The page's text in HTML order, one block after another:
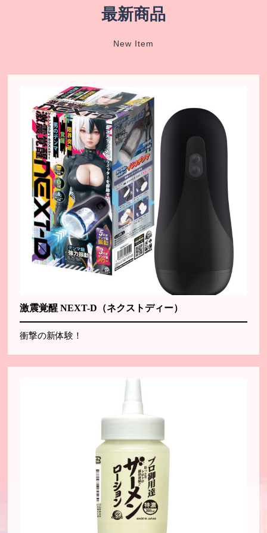
最新商品
New Item
激震覚醒 NEXT-D（ネクストディー）
衝撃の新体験！